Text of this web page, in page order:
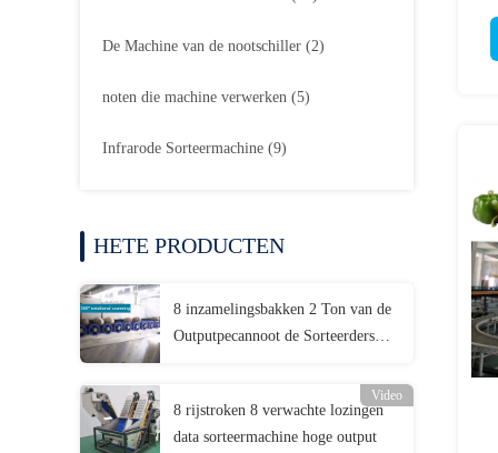
De Machine van de nootschiller (2)
noten die machine verwerken (5)
Infrarode Sorteermachine (9)
HETE PRODUCTEN
8 inzamelingsbakken 2 Ton van de
Outputpecannoot de Sorteerders
Video
8 rijstroken 8 verwachte lozingen
data sorteermachine hoge output